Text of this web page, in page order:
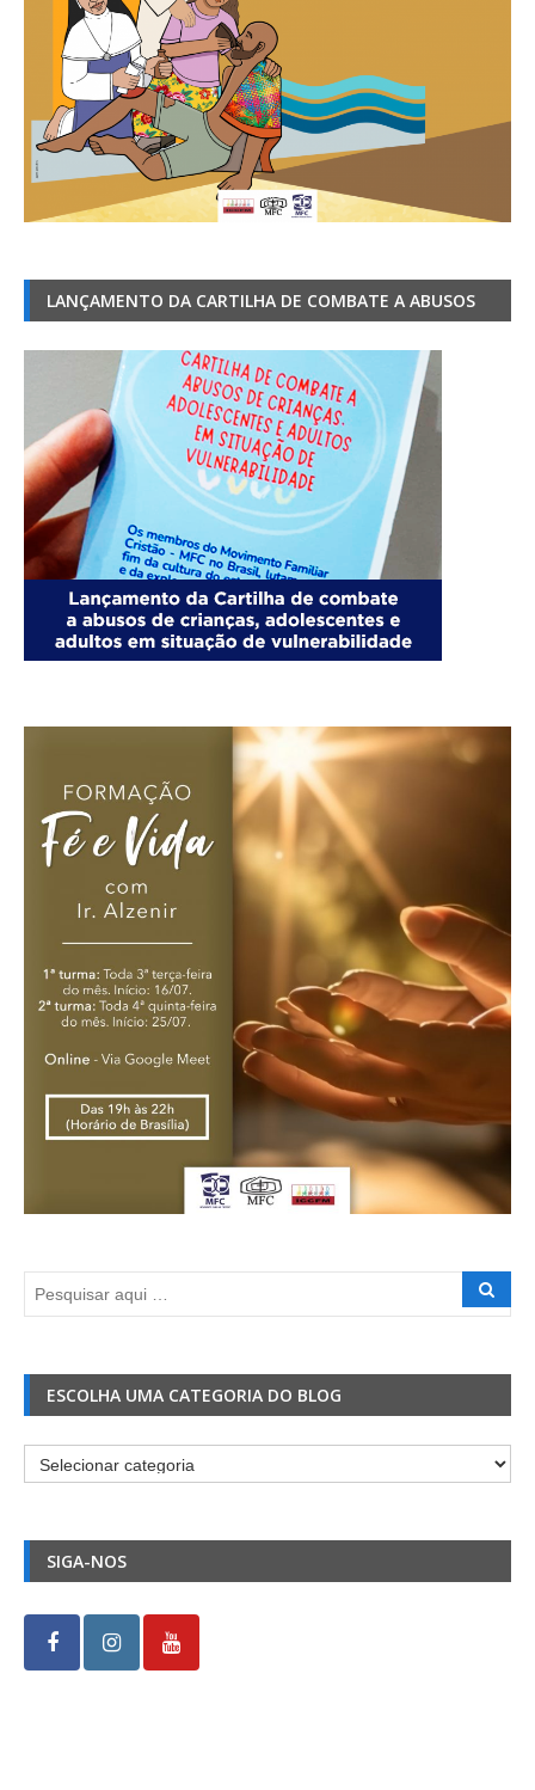
LANÇAMENTO DA CARTILHA DE COMBATE A ABUSOS
ESCOLHA UMA CATEGORIA DO BLOG
Escolha
uma
do
Blog
SIGA-NOS